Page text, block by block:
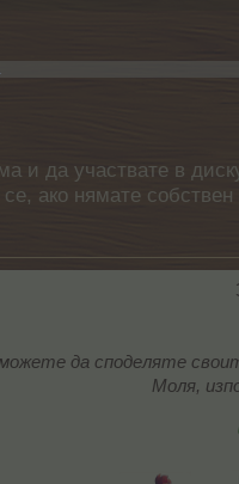
и да участвате в
ако нямате
да споделяте
Моля,